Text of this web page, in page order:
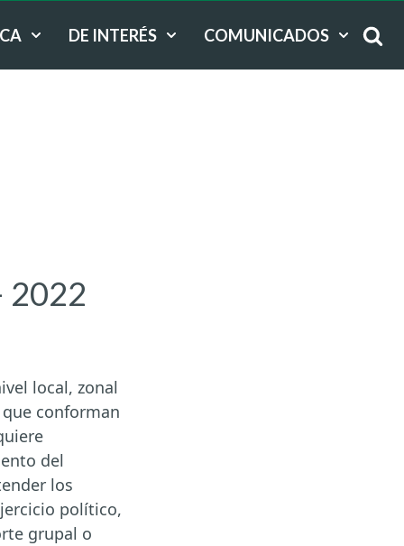
DE INTERÉS COMUNICADOS
2022
local, zonal
conforman
del
los
político,
grupal o